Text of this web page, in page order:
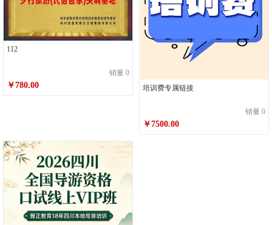
112
销量 0
￥780.00 培训费专属链接
销量 0
￥7500.00